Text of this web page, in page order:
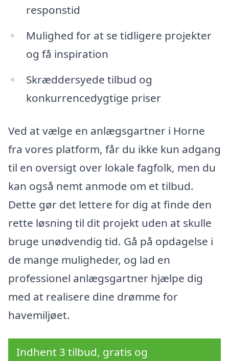
responstid
Mulighed for at se tidligere projekter
og få inspiration
Skræddersyede tilbud og
konkurrencedygtige priser
Ved at vælge en anlægsgartner i Horne
fra vores platform, får du ikke kun adgang
til en oversigt over lokale fagfolk, men du
kan også nemt anmode om et tilbud.
Dette gør det lettere for dig at finde den
rette løsning til dit projekt uden at skulle
bruge unødvendig tid. Gå på opdagelse i
de mange muligheder, og lad en
professionel anlægsgartner hjælpe dig
med at realisere dine drømme for
havemiljøet.
Indhent 3 tilbud, gratis og